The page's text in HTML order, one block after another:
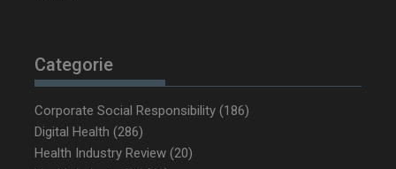
Categorie
Corporate Social Responsibility (186)
Digital Health (286)
Health Industry Review (20)